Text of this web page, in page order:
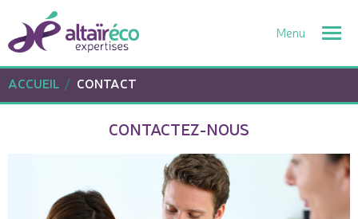
ACCUEIL
CONTACT
CONTACTEZ-NOUS